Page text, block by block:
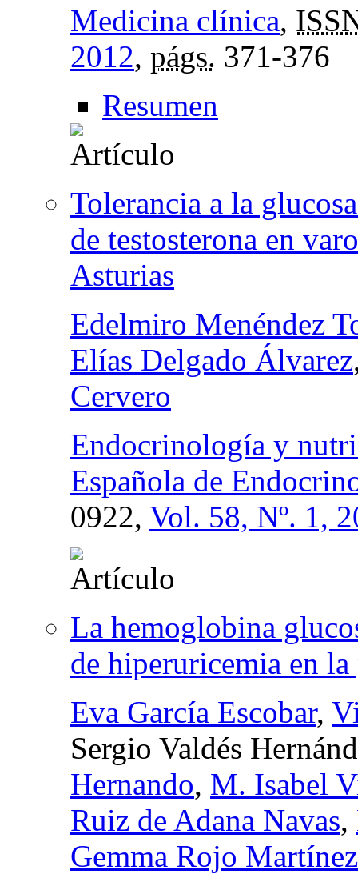
Medicina clínica,
2012, págs. 371-376
Resumen
Tolerancia a la
de testosterona en
Asturias
Edelmiro Menéndez
Elías Delgado Álvarez
Cervero
Endocrinología y
Española de
0922, Vol. 58, Nº. 1,
La hemoglobina
de hiperuricemia en
Eva García Escobar,
Sergio Valdés
Hernando, M. Isabel
Ruiz de Adana Navas,
Gemma Rojo Martínez